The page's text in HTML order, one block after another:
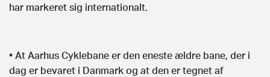
har markeret sig internationalt.
• At Aarhus Cyklebane er den eneste ældre bane, der i
dag er bevaret i Danmark og at den er tegnet af